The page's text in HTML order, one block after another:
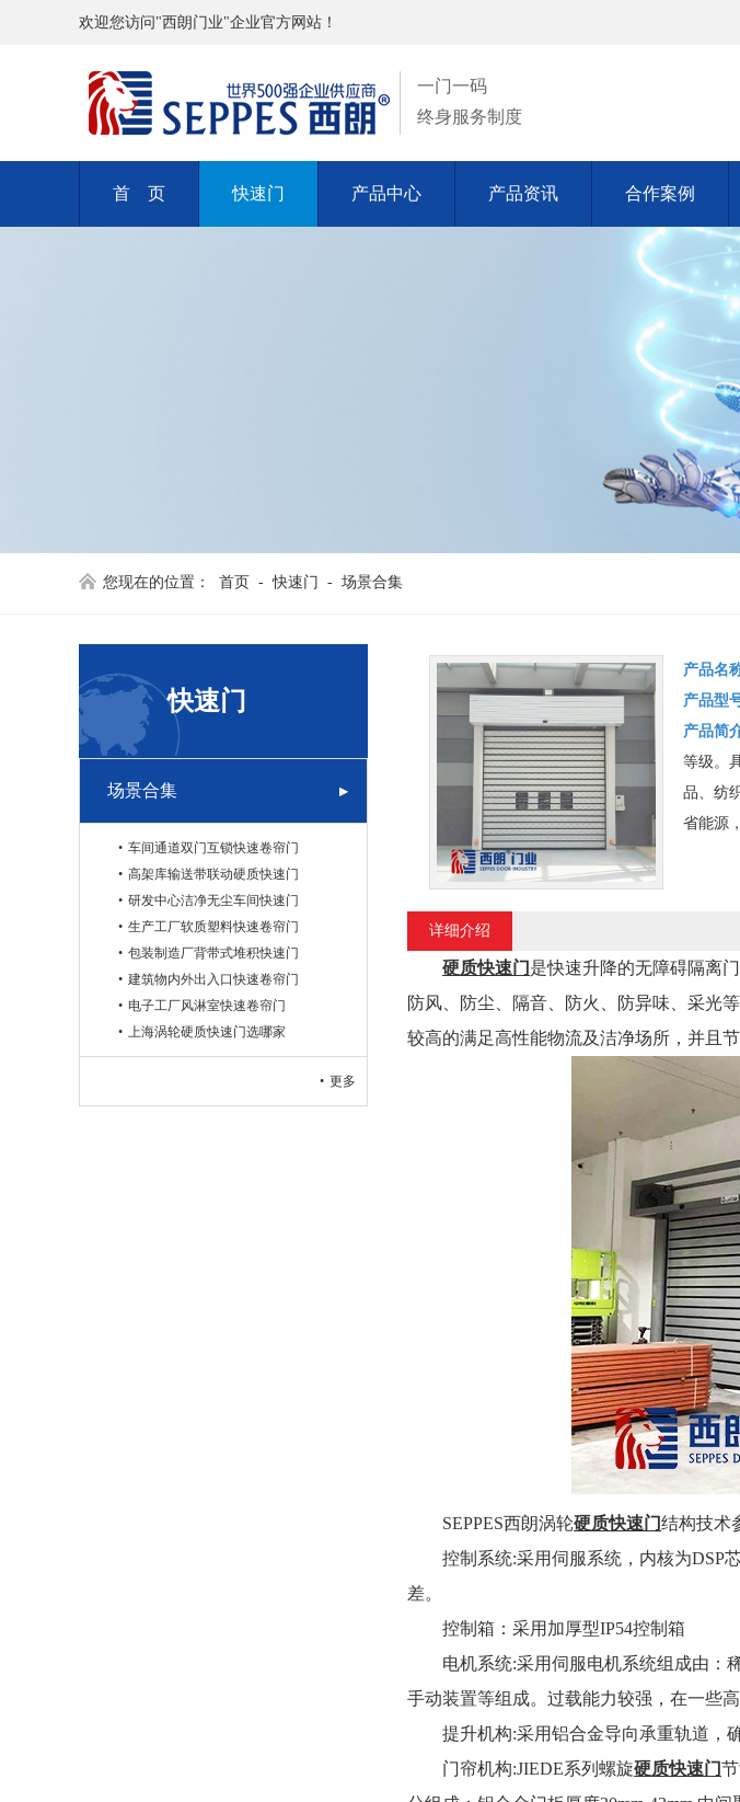
欢迎您访问"西朗门业"企业官方网站！
一门一码
终身服务制度
首 页 快速门 产品中心 产品资讯 合作案例
您现在的位置： 首页 - 快速门 - 场景合集
快速门
场景合集
车间通道双门互锁快速卷帘门
高架库输送带联动硬质快速门
研发中心洁净无尘车间快速门
生产工厂软质塑料快速卷帘门
包装制造厂背带式堆积快速门
建筑物内外出入口快速卷帘门
电子工厂风淋室快速卷帘门
上海涡轮硬质快速门选哪家
更多
产品名
产品型
产品简
等级。
品、纺
省能源
详细介绍
硬质快速门 是快速升降的无障碍隔离
防风、防尘、隔音、防火、防异味、采光
较高的满足高性能物流及洁净场所，并且
SEPPES西朗涡轮硬质快速门结构技术
控制系统:采用伺服系统，内核为DSP芯
差。
控制箱：采用加厚型IP54控制箱
电机系统:采用伺服电机系统组成由：稀
手动装置等组成。过载能力较强，在一些
提升机构:采用铝合金导向承重轨道，确
门帘机构:JIEDE系列螺旋硬质快速门